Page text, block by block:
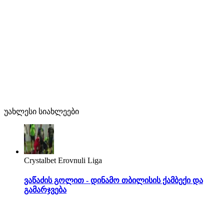
უახლესი სიახლეები
Crystalbet Erovnuli Liga
ვაწაძის გოლით - დინამო თბილისის ქამბექი და
გამარჯვება